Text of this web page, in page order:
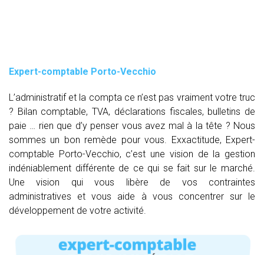
Expert-comptable Porto-Vecchio
L’administratif et la compta ce n’est pas vraiment votre truc
? Bilan comptable, TVA, déclarations fiscales, bulletins de
paie … rien que d’y penser vous avez mal à la tête ? Nous
sommes un bon remède pour vous. Exxactitude, Expert-
comptable Porto-Vecchio, c’est une vision de la gestion
indéniablement différente de ce qui se fait sur le marché.
Une vision qui vous libère de vos contraintes
administratives et vous aide à vous concentrer sur le
développement de votre activité.